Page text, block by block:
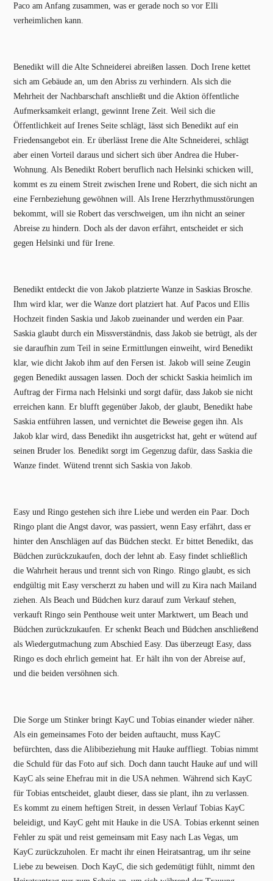
Paco am Anfang zusammen, was er gerade noch so vor Elli
verheimlichen kann.
Benedikt will die Alte Schneiderei abreißen lassen. Doch Irene kettet
sich am Gebäude an, um den Abriss zu verhindern. Als sich die
Mehrheit der Nachbarschaft anschließt und die Aktion öffentliche
Aufmerksamkeit erlangt, gewinnt Irene Zeit. Weil sich die
Öffentlichkeit auf Irenes Seite schlägt, lässt sich Benedikt auf ein
Friedensangebot ein. Er überlässt Irene die Alte Schneiderei, schlägt
aber einen Vorteil daraus und sichert sich über Andrea die Huber-
Wohnung. Als Benedikt Robert beruflich nach Helsinki schicken will,
kommt es zu einem Streit zwischen Irene und Robert, die sich nicht an
eine Fernbeziehung gewöhnen will. Als Irene Herzrhythmusstörungen
bekommt, will sie Robert das verschweigen, um ihn nicht an seiner
Abreise zu hindern. Doch als der davon erfährt, entscheidet er sich
gegen Helsinki und für Irene.
Benedikt entdeckt die von Jakob platzierte Wanze in Saskias Brosche.
Ihm wird klar, wer die Wanze dort platziert hat. Auf Pacos und Ellis
Hochzeit finden Saskia und Jakob zueinander und werden ein Paar.
Saskia glaubt durch ein Missverständnis, dass Jakob sie betrügt, als der
sie daraufhin zum Teil in seine Ermittlungen einweiht, wird Benedikt
klar, wie dicht Jakob ihm auf den Fersen ist. Jakob will seine Zeugin
gegen Benedikt aussagen lassen. Doch der schickt Saskia heimlich im
Auftrag der Firma nach Helsinki und sorgt dafür, dass Jakob sie nicht
erreichen kann. Er blufft gegenüber Jakob, der glaubt, Benedikt habe
Saskia entführen lassen, und vernichtet die Beweise gegen ihn. Als
Jakob klar wird, dass Benedikt ihn ausgetrickst hat, geht er wütend auf
seinen Bruder los. Benedikt sorgt im Gegenzug dafür, dass Saskia die
Wanze findet. Wütend trennt sich Saskia von Jakob.
Easy und Ringo gestehen sich ihre Liebe und werden ein Paar. Doch
Ringo plant die Angst davor, was passiert, wenn Easy erfährt, dass er
hinter den Anschlägen auf das Büdchen steckt. Er bittet Benedikt, das
Büdchen zurückzukaufen, doch der lehnt ab. Easy findet schließlich
die Wahrheit heraus und trennt sich von Ringo. Ringo glaubt, es sich
endgültig mit Easy verscherzt zu haben und will zu Kira nach Mailand
ziehen. Als Beach und Büdchen kurz darauf zum Verkauf stehen,
verkauft Ringo sein Penthouse weit unter Marktwert, um Beach und
Büdchen zurückzukaufen. Er schenkt Beach und Büdchen anschließend
als Wiedergutmachung zum Abschied Easy. Das überzeugt Easy, dass
Ringo es doch ehrlich gemeint hat. Er hält ihn von der Abreise auf,
und die beiden versöhnen sich.
Die Sorge um Stinker bringt KayC und Tobias einander wieder näher.
Als ein gemeinsames Foto der beiden auftaucht, muss KayC
befürchten, dass die Alibibeziehung mit Hauke auffliegt. Tobias nimmt
die Schuld für das Foto auf sich. Doch dann taucht Hauke auf und will
KayC als seine Ehefrau mit in die USA nehmen. Während sich KayC
für Tobias entscheidet, glaubt dieser, dass sie plant, ihn zu verlassen.
Es kommt zu einem heftigen Streit, in dessen Verlauf Tobias KayC
beleidigt, und KayC geht mit Hauke in die USA. Tobias erkennt seinen
Fehler zu spät und reist gemeinsam mit Easy nach Las Vegas, um
KayC zurückzuholen. Er macht ihr einen Heiratsantrag, um ihr seine
Liebe zu beweisen. Doch KayC, die sich gedemütigt fühlt, nimmt den